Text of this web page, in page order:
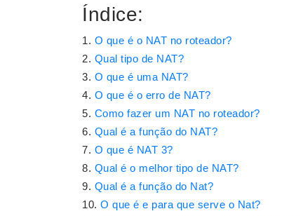
Índice:
O que é o NAT no roteador?
Qual tipo de NAT?
O que é uma NAT?
O que é o erro de NAT?
Como fazer um NAT no roteador?
Qual é a função do NAT?
O que é NAT 3?
Qual é o melhor tipo de NAT?
Qual é a função do Nat?
O que é e para que serve o Nat?